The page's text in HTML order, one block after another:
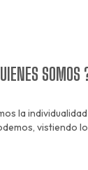
SOMOS
la
vistiendo lo